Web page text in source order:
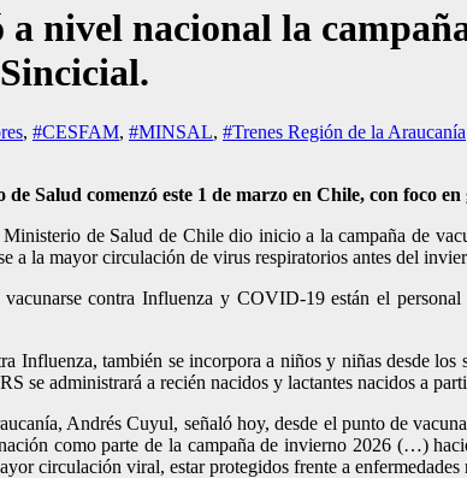
a nivel nacional la
, #CESFAM, #MINSAL, #Trenes Región de la Araucanía
Salud comenzó este 1 de marzo en Chile, con foco
de Salud de Chile dio inicio a la campaña de
a la mayor circulación de virus respiratorios antes del
contra Influenza y COVID-19 están el
Influenza, también se incorpora a niños y niñas desde los
se administrará a recién nacidos y lactantes nacidos a
Andrés Cuyul, señaló hoy, desde el punto de
como parte de la campaña de invierno 2026 (…)
circulación viral, estar protegidos frente a